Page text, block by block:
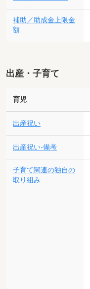
補助／助成金上限金
額
出産・子育て
育児
出産祝い
出産祝い-備考
子育て関連の独自の
取り組み